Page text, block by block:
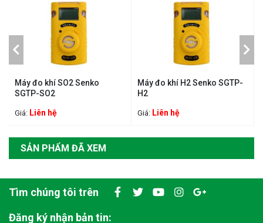
Zalo & Skype:0859.788.333 - 090.182.0011
Máy đo khí SO2 Senko
SGTP-SO2
Giá: Liên hệ
Máy đo khí H2 Senko SGTP-
H2
Giá: Liên hệ
SẢN PHẨM ĐÃ XEM
Tìm chúng tôi trên
Đăng ký nhận bản tin: